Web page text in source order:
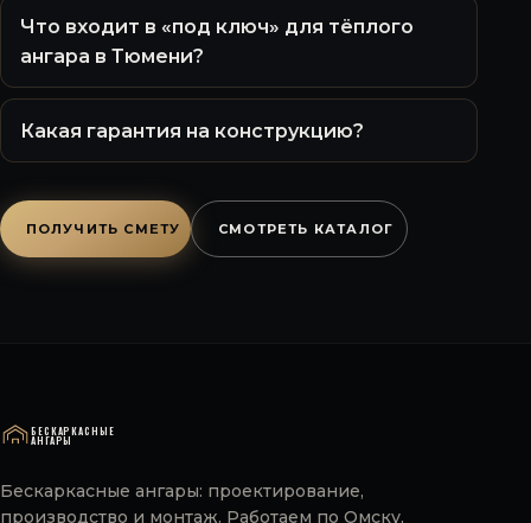
Что входит в «под ключ» для тёплого
ангара в Тюмени?
Какая гарантия на конструкцию?
ПОЛУЧИТЬ СМЕТУ СМОТРЕТЬ КАТАЛОГ
БЕСКАРКАСНЫЕ
АНГАРЫ
Бескаркасные ангары: проектирование,
производство и монтаж. Работаем по Омску,